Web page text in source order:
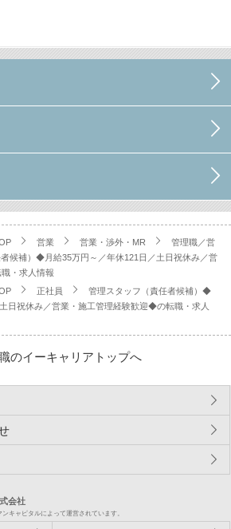
営業 営業・渉外・MR
管理職／営
候補）◆月給35万円～／年休121日／土日祝休み／営
・求人情報
正社員
管理スタッフ（責任者候補）◆
日祝休み／営業・施工管理経験歓迎◆の転職・求人
のイーキャリアトップへ
会社
キャピタルによって運営されています。